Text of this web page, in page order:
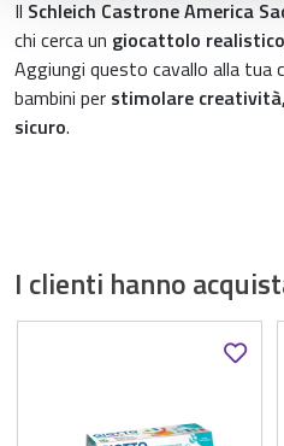
Il Schleich Castrone America
chi cerca un giocattolo
Aggiungi questo cavallo alla tua
bambini per stimolare
sicuro.
I clienti hanno